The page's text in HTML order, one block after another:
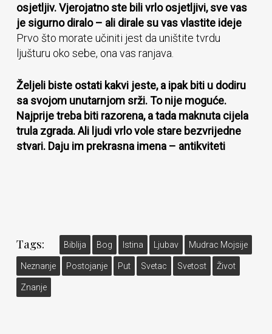
osjetljiv. Vjerojatno ste bili vrlo osjetljivi, sve vas
je sigurno diralo – ali dirale su vas vlastite ideje
Prvo što morate učiniti jest da uništite tvrdu
ljušturu oko sebe, ona vas ranjava.
Željeli biste ostati kakvi jeste, a ipak biti u dodiru
sa svojom unutarnjom srži. To nije moguće.
Najprije treba biti razorena, a tada maknuta cijela
trula zgrada. Ali ljudi vrlo vole stare bezvrijedne
stvari. Daju im prekrasna imena – antikviteti
Tags: Biblija Bog Istina Ljubav Mudrac Mojsije
Neznanje Postojanje Put Svetac Svetost Život
Znanje